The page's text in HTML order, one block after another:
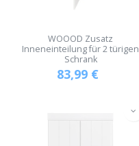
WOOOD Zusatz
Inneneinteilung für 2 türigen
Schrank
83,99 €